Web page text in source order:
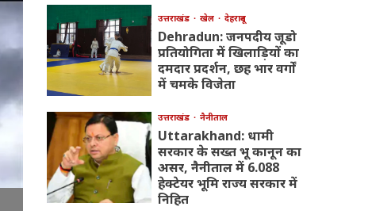
उत्तराखंड खेल देहरादून
Dehradun: जनपदीय जूडो
प्रतियोगिता में खिलाड़ियों का
दमदार प्रदर्शन, छह भार वर्गों
में चमके विजेता
उत्तराखंड नैनीताल
Uttarakhand: धामी
सरकार के सख्त भू कानून का
असर, नैनीताल में 6.088
हेक्टेयर भूमि राज्य सरकार में
निहित